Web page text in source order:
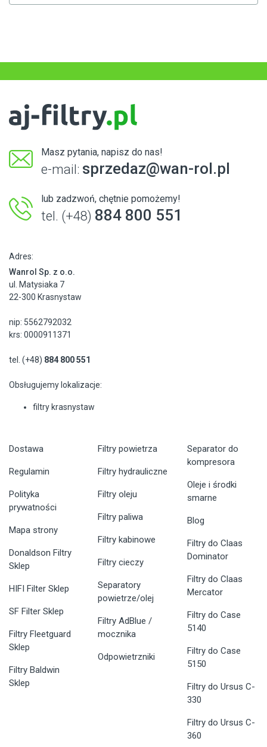
Masz pytania, napisz do nas!
e-mail: sprzedaz@wan-rol.pl
lub zadzwoń, chętnie pomożemy!
tel. (+48) 884 800 551
Adres:
Wanrol Sp. z o.o.
ul. Matysiaka 7
22-300 Krasnystaw
nip: 5562792032
krs: 0000911371
tel. (+48) 884 800 551
Obsługujemy lokalizacje:
filtry krasnystaw
Dostawa
Regulamin
Polityka
prywatności
Mapa strony
Donaldson Filtry
Sklep
HIFI Filter Sklep
SF Filter Sklep
Filtry Fleetguard
Sklep
Filtry Baldwin
Sklep
Filtry powietrza
Filtry hydrauliczne
Filtry oleju
Filtry paliwa
Filtry kabinowe
Filtry cieczy
Separatory
powietrze/olej
Filtry AdBlue /
mocznika
Odpowietrzniki
Separator do
kompresora
Oleje i środki
smarne
Blog
Filtry do Claas
Dominator
Filtry do Claas
Mercator
Filtry do Case
5140
Filtry do Case
5150
Filtry do Ursus C-
330
Filtry do Ursus C-
360